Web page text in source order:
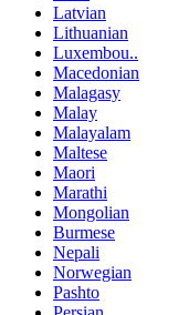
Latvian
Lithuanian
Luxembou..
Macedonian
Malagasy
Malay
Malayalam
Maltese
Maori
Marathi
Mongolian
Burmese
Nepali
Norwegian
Pashto